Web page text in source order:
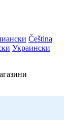
Čeština
Украински